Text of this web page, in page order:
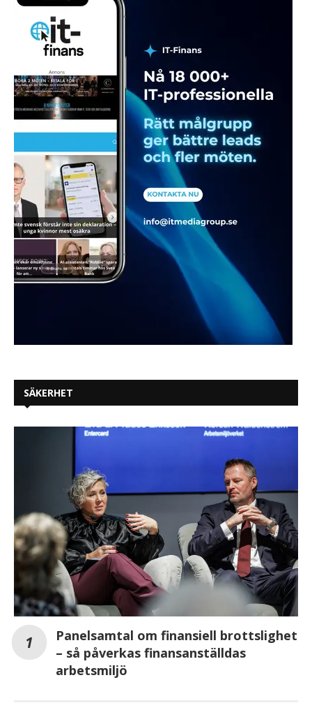
SÄKERHET
Panelsamtal om finansiell brottslighet
– så påverkas finansanställdas
arbetsmiljö